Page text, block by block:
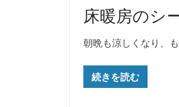
床暖房のシ
朝晩も涼しくなり、
続きを読む